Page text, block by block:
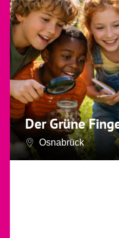
Der Grüne
Osnabrück